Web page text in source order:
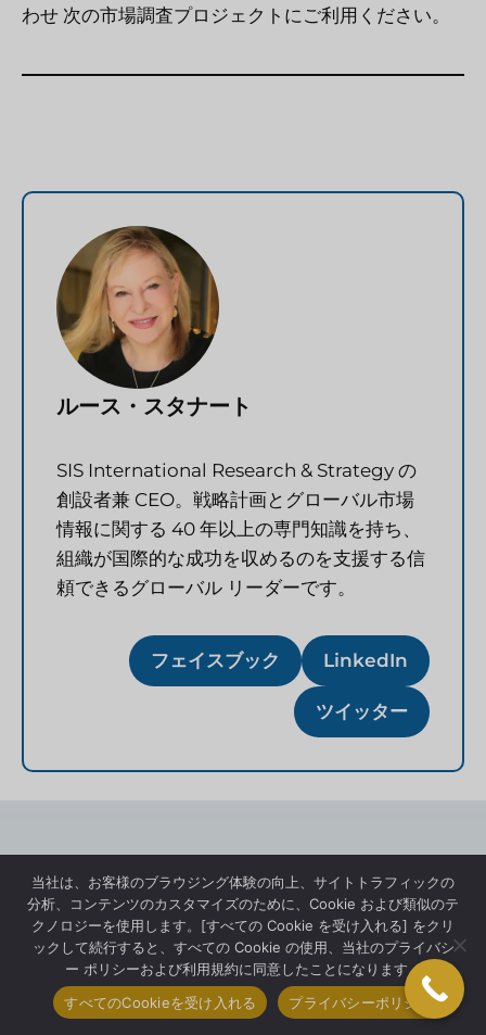
わせ 次の市場調査プロジェクトにご利用ください。
ルース・スタナート
SIS International Research & Strategy の
創設者兼 CEO。戦略計画とグローバル市場
情報に関する 40 年以上の専門知識を持ち、
組織が国際的な成功を収めるのを支援する信
頼できるグローバル リーダーです。
フェイスブック LinkedIn
ツイッター
Tell us about your project
当社は、お客様のブラウジング体験の向上、サイトトラフィックの
分析、コンテンツのカスタマイズのために、Cookie および類似のテ
クノロジーを使用します。[すべての Cookie を受け入れる] をクリ
ックして続行すると、すべての Cookie の使用、当社のプライバシ
ー ポリシーおよび利用規約に同意したことになります。
すべてのCookieを受け入れる
プライバシーポリシー